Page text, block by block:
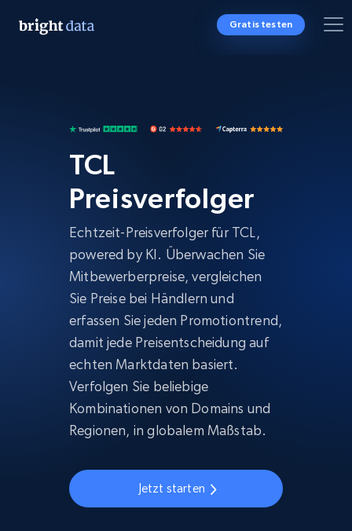
Gratis testen
TCL
Preisverfolger
Echtzeit-Preisverfolger für TCL,
powered by KI. Überwachen Sie
Mitbewerberpreise, vergleichen
Sie Preise bei Händlern und
erfassen Sie jeden Promotiontrend,
damit jede Preisentscheidung auf
echten Marktdaten basiert.
Verfolgen Sie beliebige
Kombinationen von Domains und
Regionen, in globalem Maßstab.
Jetzt starten